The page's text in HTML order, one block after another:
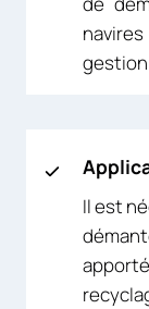
Il est